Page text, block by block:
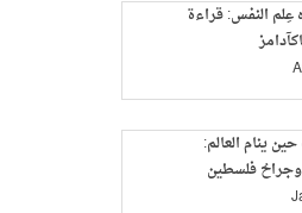
عِلم النفس: قراءة
ينام العالم:
فلسطين